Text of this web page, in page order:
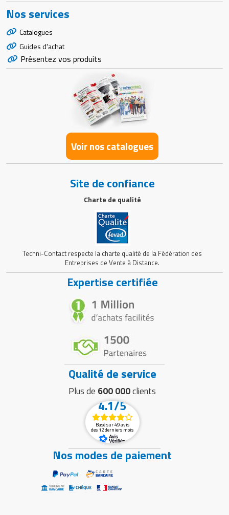
Nos services
Catalogues
Guides d'achat
Présentez vos produits
Voir nos catalogues
Site de confiance
Charte de qualité
Techni-Contact respecte la charte qualité de la Fédération des
Entreprises de Vente à Distance.
Expertise certifiée
Qualité de service
Plus de 600 000clients
4.1/5
Basé sur 49 avis
des 12 derniers mois
Nos modes de paiement